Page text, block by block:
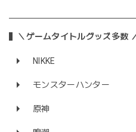
＼ゲームタイトルグッズ多数
NIKKE
モンスターハンター
原神